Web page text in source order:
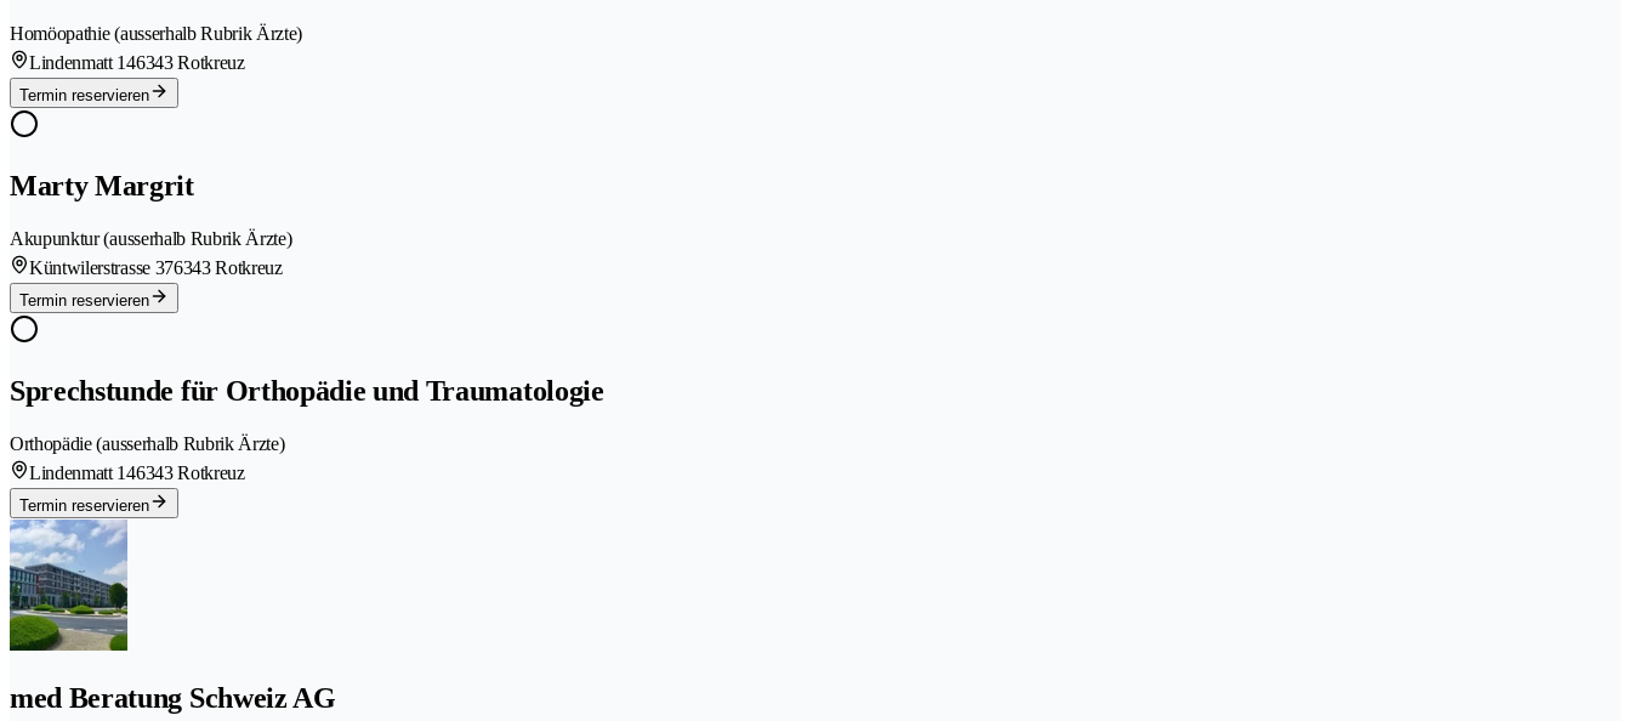
Homöopathie (ausserhalb Rubrik Ärzte)
Lindenmatt 146343 Rotkreuz
Termin reservieren
Marty Margrit
Akupunktur (ausserhalb Rubrik Ärzte)
Küntwilerstrasse 376343 Rotkreuz
Termin reservieren
Sprechstunde für Orthopädie und Traumatologie
Orthopädie (ausserhalb Rubrik Ärzte)
Lindenmatt 146343 Rotkreuz
Termin reservieren
med Beratung Schweiz AG